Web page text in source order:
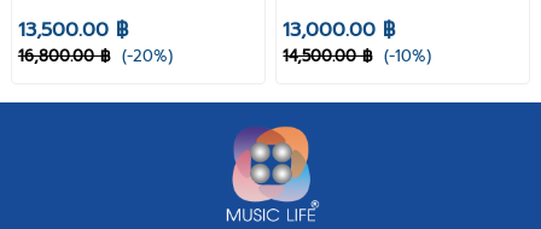
13,500.00 ฿
16,800.00 ฿ (-20%)
13,000.00 ฿
14,500.00 ฿ (-10%)